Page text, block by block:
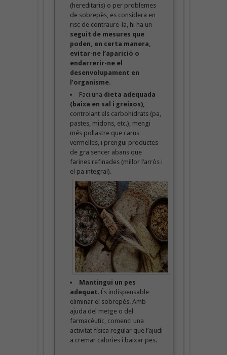
(hereditaris) o per problemes
de sobrepès, es considera en
risc de contraure-la, hi ha un
seguit de mesures que
poden, en certa manera,
evitar-ne l’aparició o
endarrerir-ne el
desenvolupament en
l’organisme.
Faci una dieta adequada
(baixa en sal i greixos),
controlant els carbohidrats (pa,
pastes, midons, etc.), mengi
més pollastre que carns
vermelles, i prengui productes
de gra sencer abans que
farines refinades (millor l’arròs i
el pa integral).
Mantingui un pes
adequat. És indispensable
eliminar el sobrepès. Amb
ajuda del metge o del
farmacèutic, comenci una
activitat física regular que l’ajudi
a cremar calories i baixar pes.